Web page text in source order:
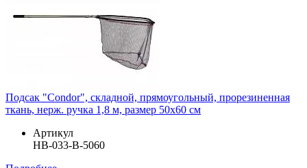
Подсак "Condor", складной, прямоугольный, прорезиненная
ткань, нерж. ручка 1,8 м, размер 50х60 см
Артикул
HB-033-В-5060